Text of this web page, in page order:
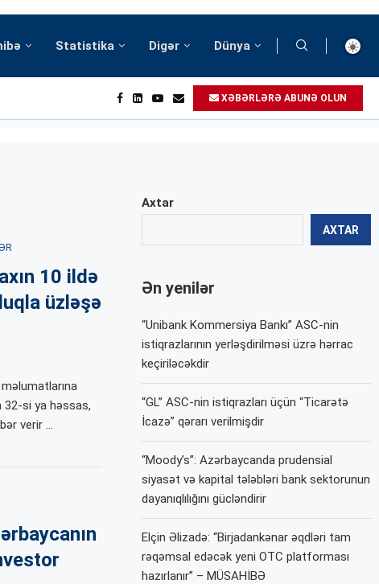
Statistika Digər Dünya
XƏBƏRLƏRƏ ABUNƏ OLUN
10 ildə
üzləşə
məlumatlarına
si ya həssas,
verir …
Axtar
AXTAR
Ən yenilər
“Unibank Kommersiya Bankı” ASC-nin
istiqrazlarının yerləşdirilməsi üzrə hərrac
keçiriləcəkdir
“GL” ASC-nin istiqrazları üçün “Ticarətə
İcazə” qərarı verilmişdir
“Moody’s”: Azərbaycanda prudensial
siyasət və kapital tələbləri bank sektorunun
dayanıqlılığını gücləndirir
Elçin Əlizadə: “Birjadankənar əqdləri tam
rəqəmsal edəcək yeni OTC platforması
hazırlanır” – MÜSAHİBƏ